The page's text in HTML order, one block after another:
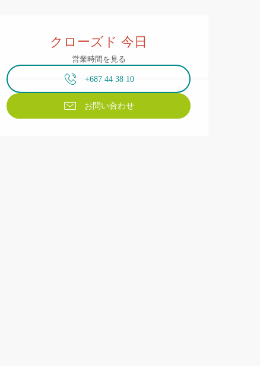
営業時間と連絡先
クローズド 今日
営業時間を見る
+687 44 38 10
お問い合わせ